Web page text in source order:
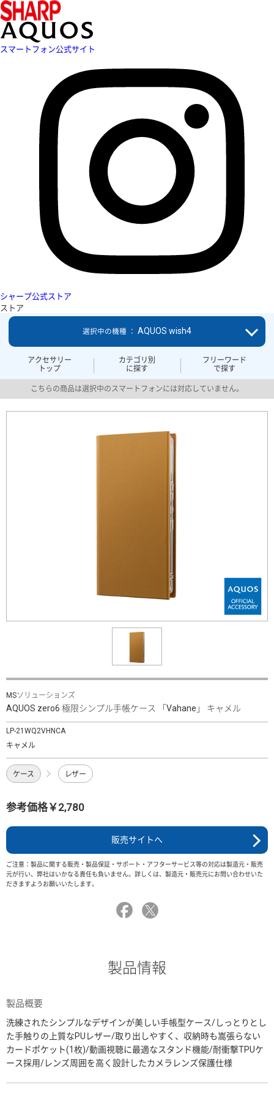
スマートフォン公式サイト
シャープ公式ストア
ストア
アクセサリー
トップ
カテゴリ別
に探す
フリーワード
で探す
選択中の機種 ： AQUOS wish4
こちらの商品は選択中のスマートフォンには対応していません。
MSソリューションズ
AQUOS zero6 極限シンプル手帳ケース 「Vahane」 キャメル
LP-21WQ2VHNCA
キャメル
ケース レザー
参考価格￥2,780
販売サイトへ
ご注意：製品に関する販売・製品保証・サポート・アフターサービス等の対応は製造元・販売
元が行い、弊社はいかなる責任も負いません。詳しくは、製造元・販売元にお問い合わせいた
だきますようお願いいたします。
製品情報
製品概要
洗練されたシンプルなデザインが美しい手帳型ケース/しっとりとし
た手触りの上質なPUレザー/取り出しやすく、収納時も嵩張らない
カードポケット(1枚)/動画視聴に最適なスタンド機能/耐衝撃TPUケ
ース採用/レンズ周囲を高く設計したカメラレンズ保護仕様